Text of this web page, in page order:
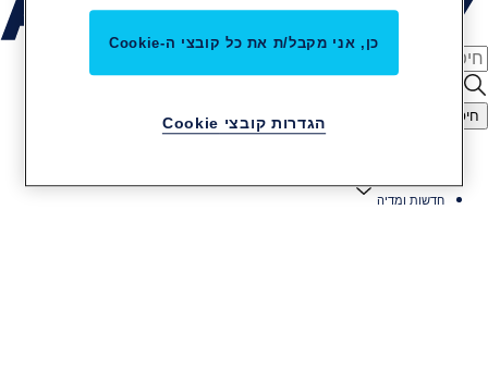
חיפוש
חדשות ומדיה
כן, אני מקבל/ת את כל קובצי ה-Cookie
הגדרות קובצי Cookie